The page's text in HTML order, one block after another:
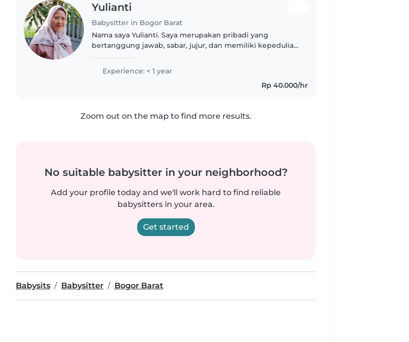
Yulianti
Babysitter in Bogor Barat
Nama saya Yulianti. Saya merupakan pribadi yang
bertanggung jawab, sabar, jujur, dan memiliki kepedulian
Experience: < 1 year
Rp 40.000/hr
Zoom out on the map to find more results.
No suitable babysitter in your neighborhood?
Add your profile today and we'll work hard to find reliable
babysitters in your area.
Get started
Babysits Babysitter Bogor Barat